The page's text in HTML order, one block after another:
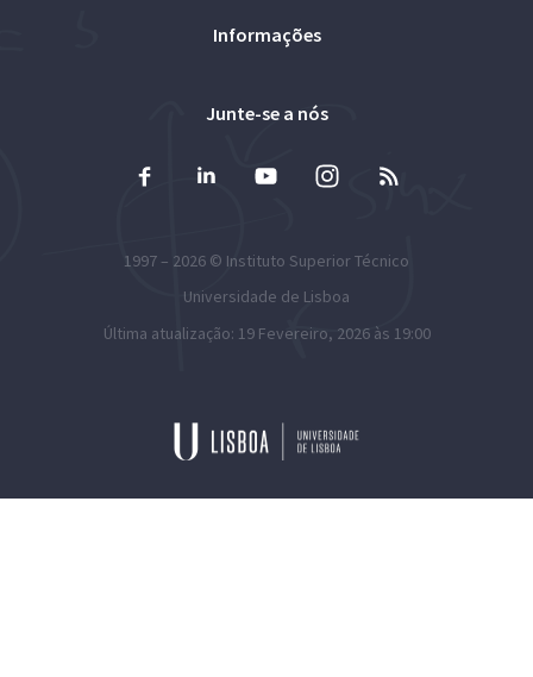
Informações
Junte-se a nós
1997 – 2026 © Instituto Superior Técnico
Universidade de Lisboa
Última atualização: 19 Fevereiro, 2026 às 19:00